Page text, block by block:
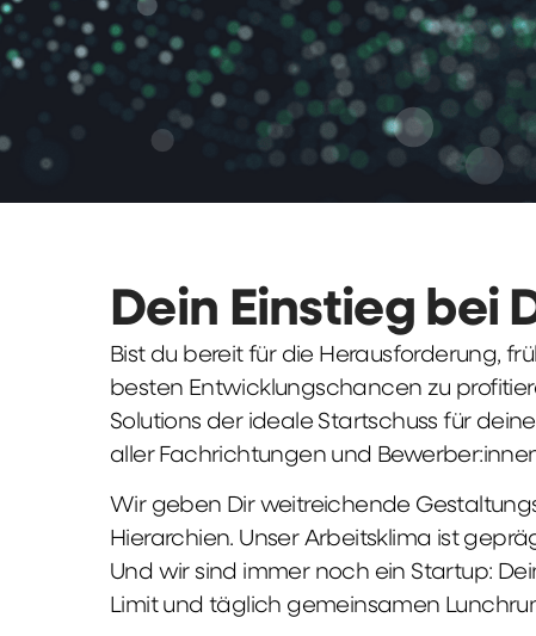
Dein Einstieg bei
Bist du bereit für die Herausforderung,
besten Entwicklungschancen zu
Solutions der ideale Startschuss für
aller Fachrichtungen und
Wir geben Dir weitreichende
Hierarchien. Unser Arbeitsklima ist
Und wir sind immer noch ein Startup:
Limit und täglich gemeinsamen